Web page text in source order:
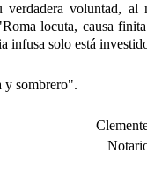
verdadera voluntad, al
locuta, causa
infusa solo está
y sombrero".